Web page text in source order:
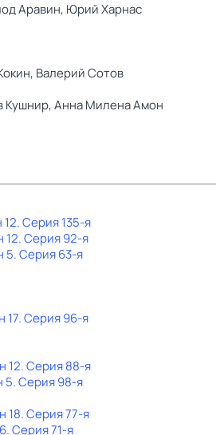
Аравин, Юрий Харнас
Валерий Сотов
Кушнир,Анна Милена Амон
12. Серия 135-я
12. Серия 92-я
5. Серия 63-я
17. Серия 96-я
12. Серия 88-я
5. Серия 98-я
18. Серия 77-я
. Серия 71-я